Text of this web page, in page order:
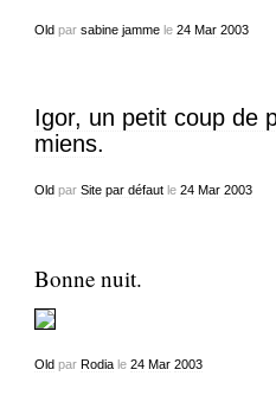
Oldpar sabine jammele 24 Mar 2003
Igor, un petit coup de
miens.
Old par Site par défautle 24 Mar 2003
Bonne nuit.
Oldpar Rodiale 24 Mar 2003